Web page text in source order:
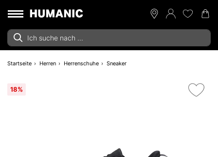
Startseite Herren Herrenschuhe Sneaker
18%